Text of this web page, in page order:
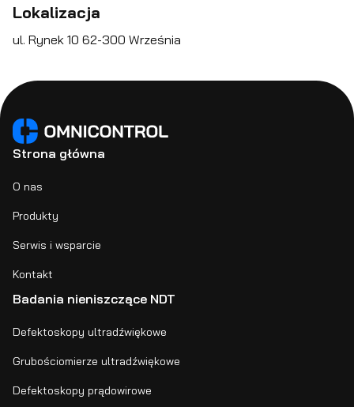
Lokalizacja
ul. Rynek 10 62-300 Września
Strona główna
O nas
Produkty
Serwis i wsparcie
Kontakt
Badania nieniszczące NDT
Defektoskopy ultradźwiękowe
Grubościomierze ultradźwiękowe
Defektoskopy prądowirowe